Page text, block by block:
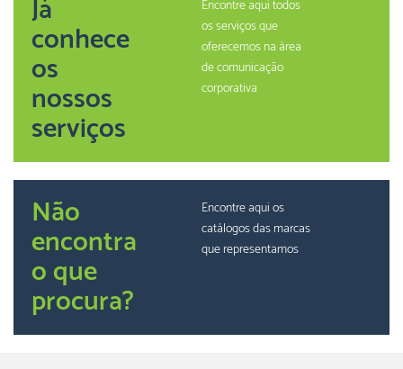
Já
conhece
os
nossos
serviços
Encontre aqui todos
os serviços que
oferecemos na àrea
de comunicação
corporativa
Não
encontra
o que
procura?
Encontre aqui os
catálogos das marcas
que representamos